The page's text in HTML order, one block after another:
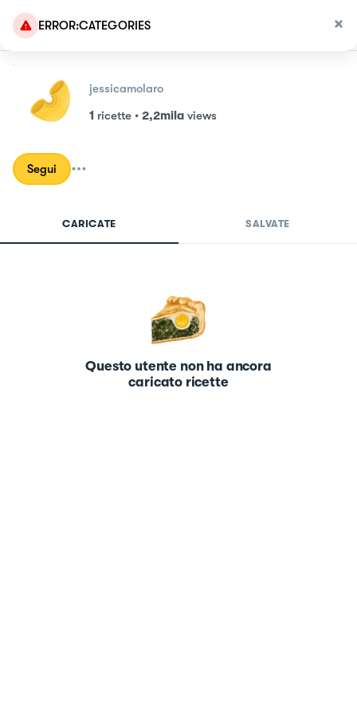
ERROR:CATEGORIES
jessicamolaro
1 ricette • 2,2mila views
Segui
CARICATE SALVATE
Questo utente non ha ancora
caricato ricette